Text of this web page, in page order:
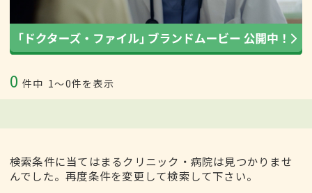
0 件中 1〜0件を表示
検索条件に当てはまるクリニック・病院は見つかりませ
んでした。再度条件を変更して検索して下さい。